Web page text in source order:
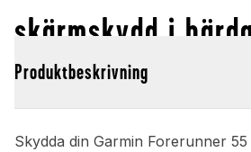
skärmskydd i
Produktbeskrivning
Skydda din Garmin Forerunner